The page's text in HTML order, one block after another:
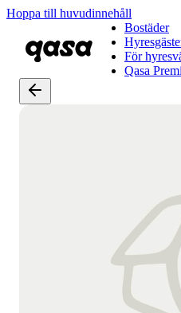
Hoppa till huvudinnehåll
Bostäder
För
Qasa